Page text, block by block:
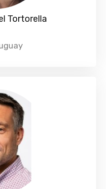
Tortorella